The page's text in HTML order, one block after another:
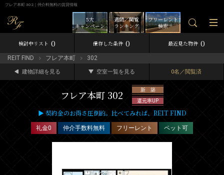
フレア本町 302｜仲介料無料の賃貸情報
フリーレント
検索
週間／閲覧
ランキング
5大
キャンペーン
検討中リスト 0 保存した条件 0 最近見た物件 0
REIT FIND フレア本町 302
建物詳細を見る 空室一覧を見る 0名／閲覧済
フレア本町 302
新 築
還元率UP
▶ 契約金のお得さ圧倒的。比べてみれば、REIT FIND
礼金0 仲介手数料無料 フリーレント ペット可